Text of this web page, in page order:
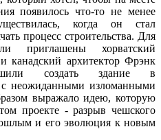
появилось что-то не менее
когда он стал
процесс строительства. Для
приглашены хорватский
канадский архитектор Фрэнк
создать здание в
с неожиданными изломанными
выражало идею, которую
проекте - разрыв чешского
и его эволюция к новым